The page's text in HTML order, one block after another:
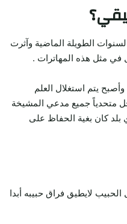
الطويلة الماضية وآثرت
مثل هذه المهاترات .
يتم استغلال العلم
متحدياً جميع مدعي المشيخة
كان بغية الحفاظ على
لايطيق فراق حبيبه أبدا